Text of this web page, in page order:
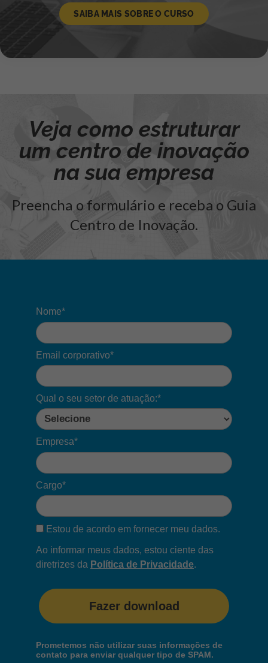
SAIBA MAIS SOBRE O CURSO
Veja como estruturar
um centro de inovação
na sua empresa
Preencha o formulário e receba o Guia
Centro de Inovação.
Nome*
Email corporativo*
Qual o seu setor de atuação:*
Empresa*
Cargo*
Estou de acordo em fornecer meu dados.
Ao informar meus dados, estou ciente das
diretrizes da Política de Privacidade.
Fazer download
Prometemos não utilizar suas informações de
contato para enviar qualquer tipo de SPAM.